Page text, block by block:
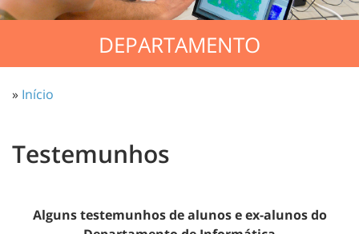
DEPARTAMENTO
» Início
Testemunhos
Alguns testemunhos de alunos e ex-alunos do